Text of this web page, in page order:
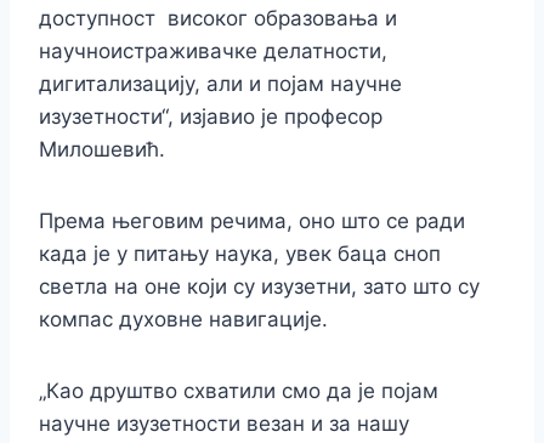
доступност високог образовања и
научноистраживачке делатности,
дигитализацију, али и појам научне
изузетности“, изјавио је професор
Милошевић.
Према његовим речима, оно што се ради
када је у питању наука, увек баца сноп
светла на оне који су изузетни, зато што су
компас духовне навигације.
„Као друштво схватили смо да је појам
научне изузетности везан и за нашу